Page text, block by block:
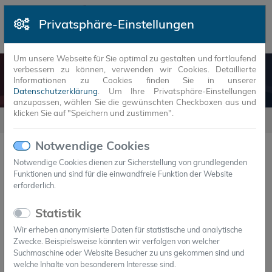
Privatsphäre-Einstellungen
Um unsere Webseite für Sie optimal zu gestalten und fortlaufend
verbessern zu können, verwenden wir Cookies. Detaillierte
Informationen zu Cookies finden Sie in unserer
Datenschutzerklärung . Um Ihre Privatsphäre-Einstellungen
anzupassen, wählen Sie die gewünschten Checkboxen aus und
klicken Sie auf "Speichern und zustimmen".
Notwendige Cookies
Notwendige Cookies dienen zur Sicherstellung von grundlegenden
Funktionen und sind für die einwandfreie Funktion der Website
erforderlich.
Statistik
Wir erheben anonymisierte Daten für statistische und analytische
Zwecke. Beispielsweise könnten wir verfolgen von welcher
Suchmaschine oder Website Besucher zu uns gekommen sind und
welche Inhalte von besonderem Interesse sind.
NEUIGKEITEN
JAHR MONAT
Pressebericht TAB 11-2016
Thermische Energiespeicher - Chansen durch
Phasenwechselmaterialien